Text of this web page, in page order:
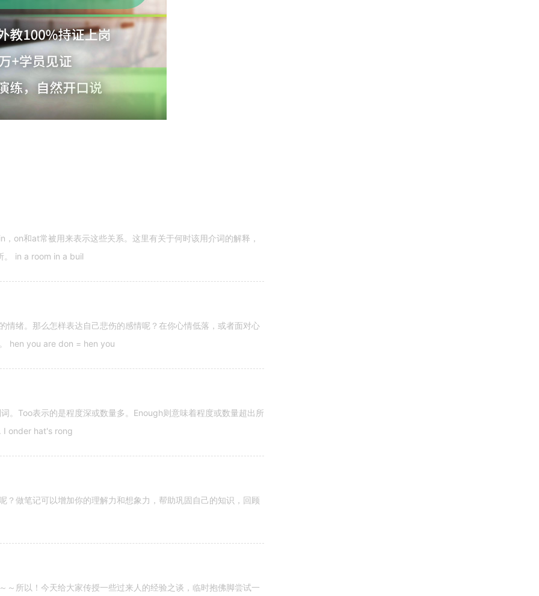
on和at常被用来表示这些关系。这里有关于何时该用介词的解释，
。 in a room in a buil
情绪。那么怎样表达自己悲伤的感情呢？在你心情低落，或者面对心
hen you are don = hen you
Too表示的是程度深或数量多。Enough则意味着程度或数量超出所
I onder hat's rong
做笔记可以增加你的理解力和想象力，帮助巩固自己的知识，回顾
所以！今天给大家传授一些过来人的经验之谈，临时抱佛脚尝试一